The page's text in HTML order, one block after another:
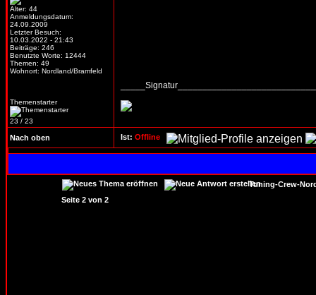
Alter: 44
Anmeldungsdatum:
24.09.2009
Letzter Besuch:
10.03.2022 - 21:43
Beiträge: 246
Benutzte Worte: 12444
Themen: 49
Wohnort: Nordland/Bramfeld
Themenstarter
23 / 23
Nach oben Ist: Offline
Tuning-Crew-
Seite 2 von 2